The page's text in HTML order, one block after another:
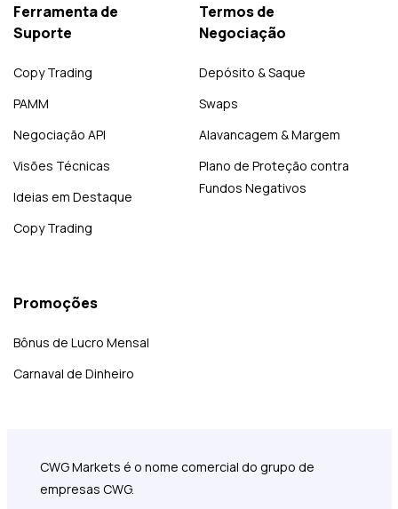
Ferramenta de
Suporte
Copy Trading
PAMM
Negociação API
Visões Técnicas
Ideias em Destaque
Copy Trading
Termos de
Negociação
Depósito & Saque
Swaps
Alavancagem & Margem
Plano de Proteção contra
Fundos Negativos
Promoções
Bônus de Lucro Mensal
Carnaval de Dinheiro
CWG Markets é o nome comercial do grupo de
empresas CWG.